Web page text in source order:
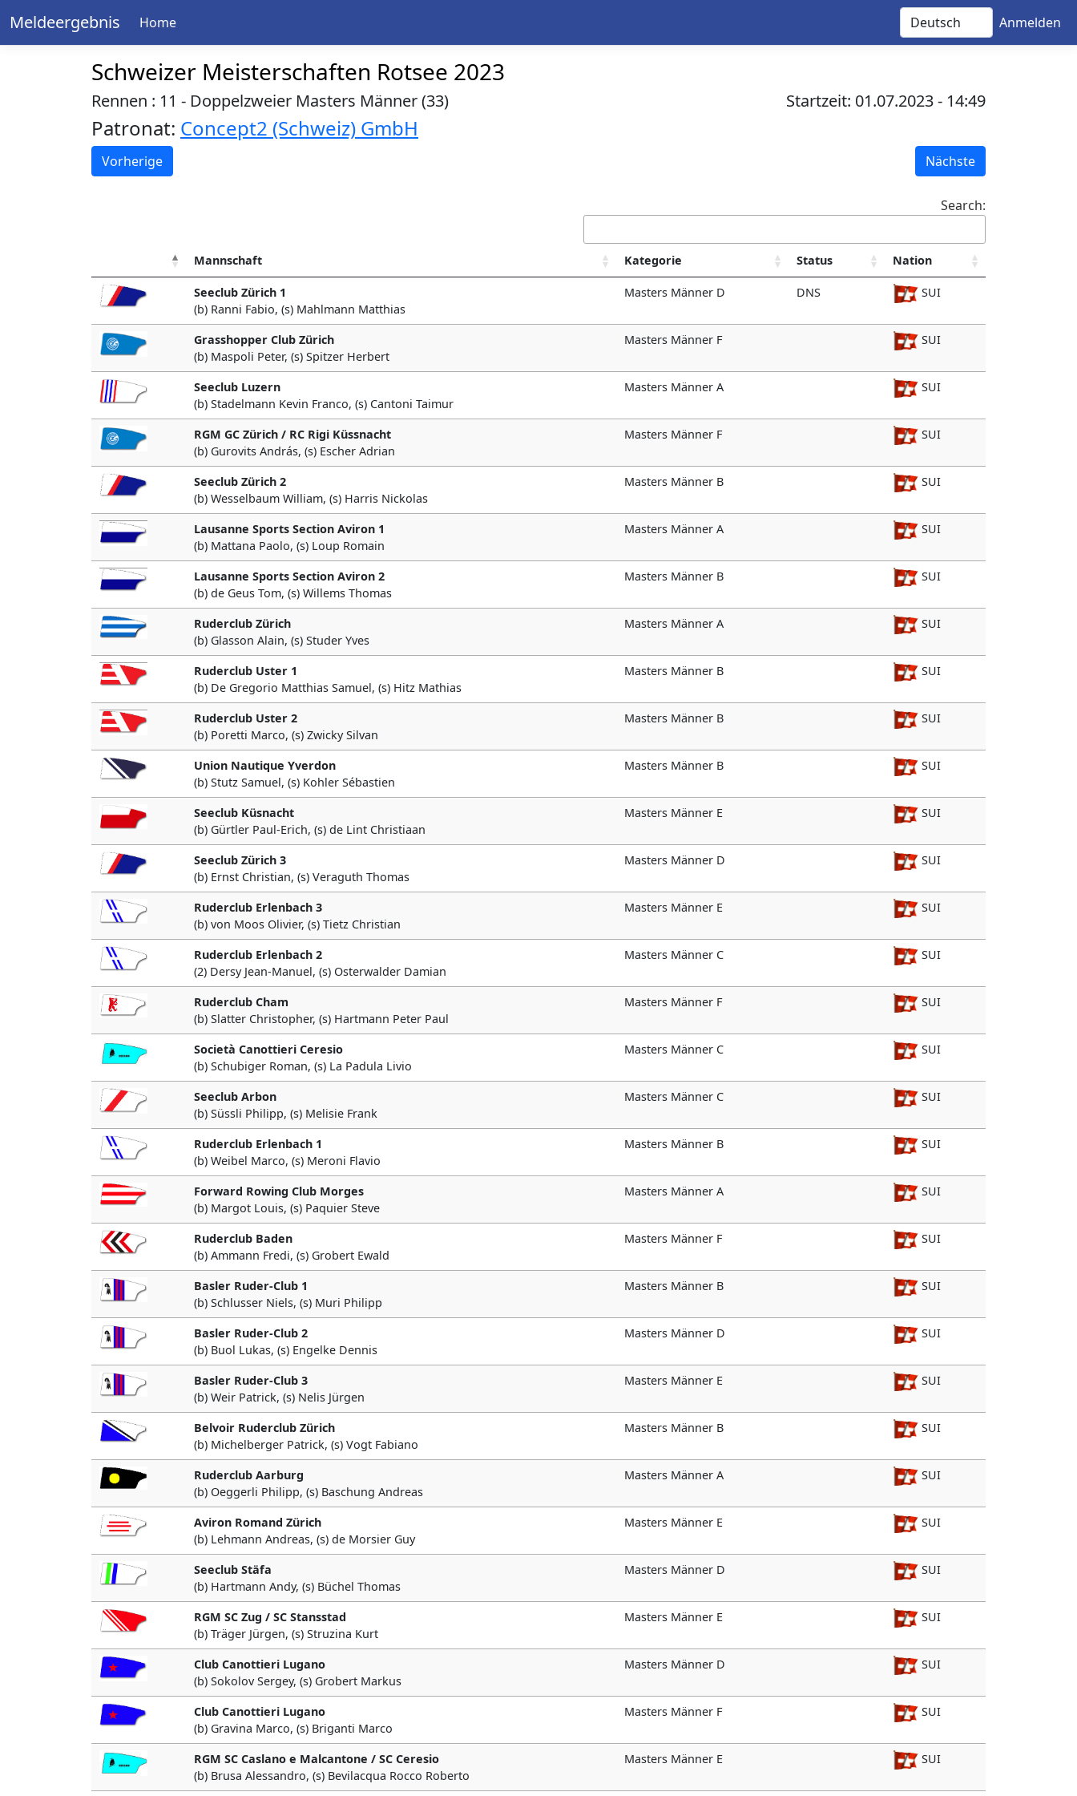
Meldeergebnis Home Anmelden
Schweizer Meisterschaften Rotsee 2023
Rennen : 11 - Doppelzweier Masters Männer (33) Startzeit: 01.07.2023 - 14:49
Patronat: Concept2 (Schweiz) GmbH
Vorherige Nächste
Search:
Mannschaft Kategorie Status Nation
Seeclub Zürich 1
(b) Ranni Fabio, (s) Mahlmann Matthias
Masters Männer D DNS SUI
Grasshopper Club Zürich
(b) Maspoli Peter, (s) Spitzer Herbert
Masters Männer F SUI
Seeclub Luzern
(b) Stadelmann Kevin Franco, (s) Cantoni Taimur
Masters Männer A SUI
RGM GC Zürich / RC Rigi Küssnacht
(b) Gurovits András, (s) Escher Adrian
Masters Männer F SUI
Seeclub Zürich 2
(b) Wesselbaum William, (s) Harris Nickolas
Masters Männer B SUI
Lausanne Sports Section Aviron 1
(b) Mattana Paolo, (s) Loup Romain
Masters Männer A SUI
Lausanne Sports Section Aviron 2
(b) de Geus Tom, (s) Willems Thomas
Masters Männer B SUI
Ruderclub Zürich
(b) Glasson Alain, (s) Studer Yves
Masters Männer A SUI
Ruderclub Uster 1
(b) De Gregorio Matthias Samuel, (s) Hitz Mathias
Masters Männer B SUI
Ruderclub Uster 2
(b) Poretti Marco, (s) Zwicky Silvan
Masters Männer B SUI
Union Nautique Yverdon
(b) Stutz Samuel, (s) Kohler Sébastien
Masters Männer B SUI
Seeclub Küsnacht
(b) Gürtler Paul-Erich, (s) de Lint Christiaan
Masters Männer E SUI
Seeclub Zürich 3
(b) Ernst Christian, (s) Veraguth Thomas
Masters Männer D SUI
Ruderclub Erlenbach 3
(b) von Moos Olivier, (s) Tietz Christian
Masters Männer E SUI
Ruderclub Erlenbach 2
(2) Dersy Jean-Manuel, (s) Osterwalder Damian
Masters Männer C SUI
Ruderclub Cham
(b) Slatter Christopher, (s) Hartmann Peter Paul
Masters Männer F SUI
Società Canottieri Ceresio
(b) Schubiger Roman, (s) La Padula Livio
Masters Männer C SUI
Seeclub Arbon
(b) Süssli Philipp, (s) Melisie Frank
Masters Männer C SUI
Ruderclub Erlenbach 1
(b) Weibel Marco, (s) Meroni Flavio
Masters Männer B SUI
Forward Rowing Club Morges
(b) Margot Louis, (s) Paquier Steve
Masters Männer A SUI
Ruderclub Baden
(b) Ammann Fredi, (s) Grobert Ewald
Masters Männer F SUI
Basler Ruder-Club 1
(b) Schlusser Niels, (s) Muri Philipp
Masters Männer B SUI
Basler Ruder-Club 2
(b) Buol Lukas, (s) Engelke Dennis
Masters Männer D SUI
Basler Ruder-Club 3
(b) Weir Patrick, (s) Nelis Jürgen
Masters Männer E SUI
Belvoir Ruderclub Zürich
(b) Michelberger Patrick, (s) Vogt Fabiano
Masters Männer B SUI
Ruderclub Aarburg
(b) Oeggerli Philipp, (s) Baschung Andreas
Masters Männer A SUI
Aviron Romand Zürich
(b) Lehmann Andreas, (s) de Morsier Guy
Masters Männer E SUI
Seeclub Stäfa
(b) Hartmann Andy, (s) Büchel Thomas
Masters Männer D SUI
RGM SC Zug / SC Stansstad
(b) Träger Jürgen, (s) Struzina Kurt
Masters Männer E SUI
Club Canottieri Lugano
(b) Sokolov Sergey, (s) Grobert Markus
Masters Männer D SUI
Club Canottieri Lugano
(b) Gravina Marco, (s) Briganti Marco
Masters Männer F SUI
RGM SC Caslano e Malcantone / SC Ceresio
(b) Brusa Alessandro, (s) Bevilacqua Rocco Roberto
Masters Männer E SUI